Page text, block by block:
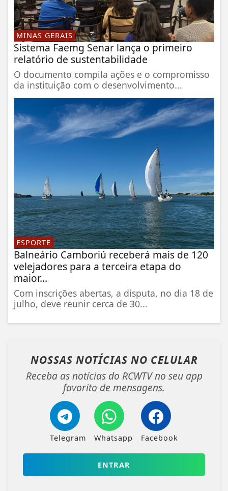
MINAS GERAIS
Sistema Faemg Senar lança o primeiro
relatório de sustentabilidade
O documento compila ações e o compromisso
da instituição com o desenvolvimento...
ESPORTE
Balneário Camboriú receberá mais de 120
velejadores para a terceira etapa do
maior...
Com inscrições abertas, a disputa, no dia 18 de
julho, deve reunir cerca de 30...
NOSSAS NOTÍCIAS NO CELULAR
Receba as notícias do RCWTV no seu app
favorito de mensagens.
Telegram Whatsapp Facebook
ENTRAR